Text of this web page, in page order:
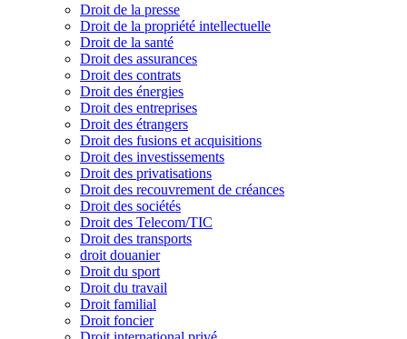
Droit de la presse
Droit de la propriété intellectuelle
Droit de la santé
Droit des assurances
Droit des contrats
Droit des énergies
Droit des entreprises
Droit des étrangers
Droit des fusions et acquisitions
Droit des investissements
Droit des privatisations
Droit des recouvrement de créances
Droit des sociétés
Droit des Telecom/TIC
Droit des transports
droit douanier
Droit du sport
Droit du travail
Droit familial
Droit foncier